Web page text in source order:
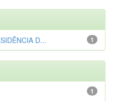
1
D...
1